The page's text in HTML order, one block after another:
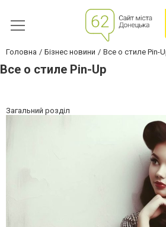
Головна Бізнес новини Все о стиле Pin-
Все о стиле Pin-Up
Загальний розділ